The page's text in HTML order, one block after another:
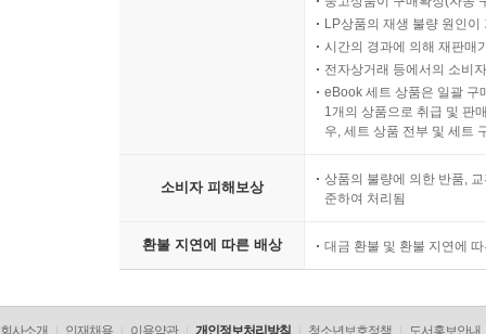
LP상품의 재생 불량 원인
시간의 경과에 의해 재판매
전자상거래 등에서의 소비
eBook 세트 상품은 일괄 구
1개의 상품으로 취급 및 판
우, 세트 상품 전부 및 세트
소비자 피해보상
상품의 불량에 의한 반품,
준하여 처리됨
환불 지연에 따른 배상 대금 환불 및 환불 지연에
회사소개 인재채용 이용약관 개인정보처리방침 청소년보호정책 도서홍보안내